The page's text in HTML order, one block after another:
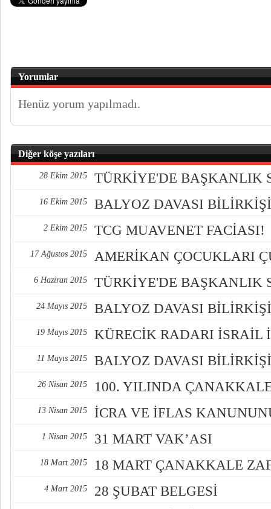
Yorumlar
Henüz yorum yapılmadı.
Diğer köşe yazıları
28 Ekim 2015 TÜRKİYE'DE BAŞKANLIK
16 Ekim 2015 BALYOZ DAVASI
2 Ekim 2015 TCG MUAVENET FACİASI!
17 Ağustos 2015 AMERİKAN ÇOCUKLARI
6 Haziran 2015 TÜRKİYE'DE BAŞKANLIK
24 Mayıs 2015 BALYOZ DAVASI
19 Mayıs 2015 KÜRECİK RADARI İSRAİL
11 Mayıs 2015 BALYOZ DAVASI
26 Nisan 2015 100. YILINDA
13 Nisan 2015 İCRA VE İFLAS
1 Nisan 2015 31 MART VAK’ASI
18 Mart 2015 18 MART ÇANAKKALE
4 Mart 2015 28 ŞUBAT BELGESİ